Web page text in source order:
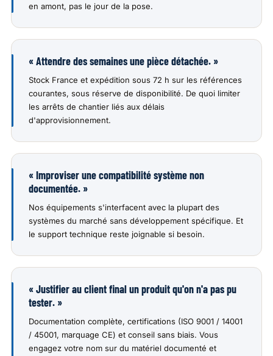
en amont, pas le jour de la pose.
« Attendre des semaines une pièce détachée. »
Stock France et expédition sous 72 h sur les références
courantes, sous réserve de disponibilité. De quoi limiter
les arrêts de chantier liés aux délais
d'approvisionnement.
« Improviser une compatibilité système non
documentée. »
Nos équipements s'interfacent avec la plupart des
systèmes du marché sans développement spécifique. Et
le support technique reste joignable si besoin.
« Justifier au client final un produit qu'on n'a pas pu
tester. »
Documentation complète, certifications (ISO 9001 / 14001
/ 45001, marquage CE) et conseil sans biais. Vous
engagez votre nom sur du matériel documenté et